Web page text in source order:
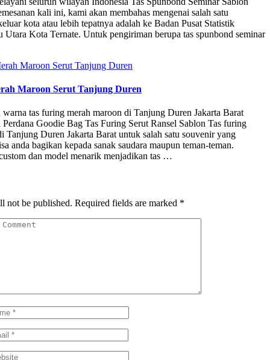
kali ini, kami akan membahas mengenai salah satu
kota atau lebih tepatnya adalah ke Badan Pusat Statistik
Kota Ternate. Untuk pengiriman berupa tas spunbond seminar
Maroon Serut Tanjung Duren
tas furing merah maroon di Tanjung Duren Jakarta Barat
Perdana Goodie Bag Tas Furing Serut Ransel Sablon Tas furing
Tanjung Duren Jakarta Barat untuk salah satu souvenir yang
anda bagikan kepada sanak saudara maupun teman-teman.
dan model menarik menjadikan tas …
not be published. Required fields are marked *